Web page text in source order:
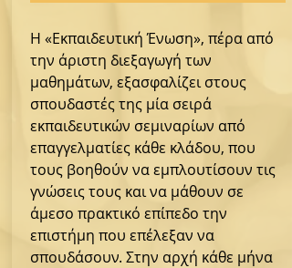
Η «Εκπαιδευτική Ένωση», πέρα από
την άριστη διεξαγωγή των
μαθημάτων, εξασφαλίζει στους
σπουδαστές της μία σειρά
εκπαιδευτικών σεμιναρίων από
επαγγελματίες κάθε κλάδου, που
τους βοηθούν να εμπλουτίσουν τις
γνώσεις τους και να μάθουν σε
άμεσο πρακτικό επίπεδο την
επιστήμη που επέλεξαν να
σπουδάσουν. Στην αρχή κάθε μήνα